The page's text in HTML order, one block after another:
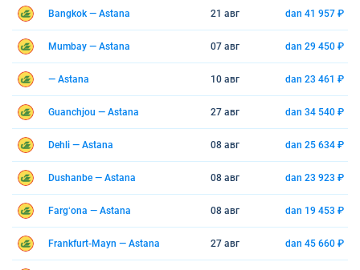
Bangkok — Astana 21 авг dan 41 957 ₽
Mumbay — Astana 07 авг dan 29 450 ₽
— Astana 10 авг dan 23 461 ₽
Guanchjou — Astana 27 авг dan 34 540 ₽
Dehli — Astana 08 авг dan 25 634 ₽
Dushanbe — Astana 08 авг dan 23 923 ₽
Fargʻona — Astana 08 авг dan 19 453 ₽
Frankfurt-Mayn — Astana 27 авг dan 45 660 ₽